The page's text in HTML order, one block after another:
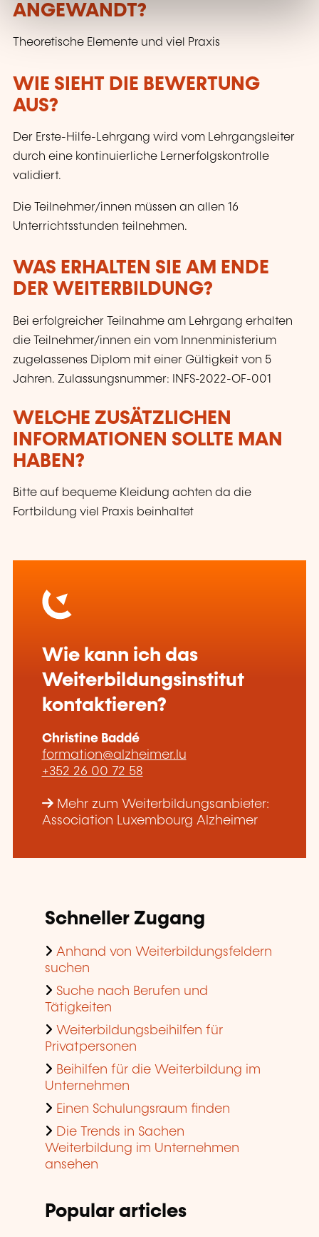
ANGEWANDT?
Theoretische Elemente und viel Praxis
WIE SIEHT DIE BEWERTUNG
AUS?
Der Erste-Hilfe-Lehrgang wird vom Lehrgangsleiter
durch eine kontinuierliche Lernerfolgskontrolle
validiert.
Die Teilnehmer/innen müssen an allen 16
Unterrichtsstunden teilnehmen.
WAS ERHALTEN SIE AM ENDE
DER WEITERBILDUNG?
Bei erfolgreicher Teilnahme am Lehrgang erhalten
die Teilnehmer/innen ein vom Innenministerium
zugelassenes Diplom mit einer Gültigkeit von 5
Jahren. Zulassungsnummer: INFS-2022-OF-001
WELCHE ZUSÄTZLICHEN
INFORMATIONEN SOLLTE MAN
HABEN?
Bitte auf bequeme Kleidung achten da die
Fortbildung viel Praxis beinhaltet
Wie kann ich das
Weiterbildungsinstitut
kontaktieren?
Christine Baddé
formation@alzheimer.lu
+352 26 00 72 58
Mehr zum Weiterbildungsanbieter:
Association Luxembourg Alzheimer
Schneller Zugang
Anhand von Weiterbildungsfeldern
suchen
Suche nach Berufen und
Tätigkeiten
Weiterbildungsbeihilfen für
Privatpersonen
Beihilfen für die Weiterbildung im
Unternehmen
Einen Schulungsraum finden
Die Trends in Sachen
Weiterbildung im Unternehmen
ansehen
Popular articles